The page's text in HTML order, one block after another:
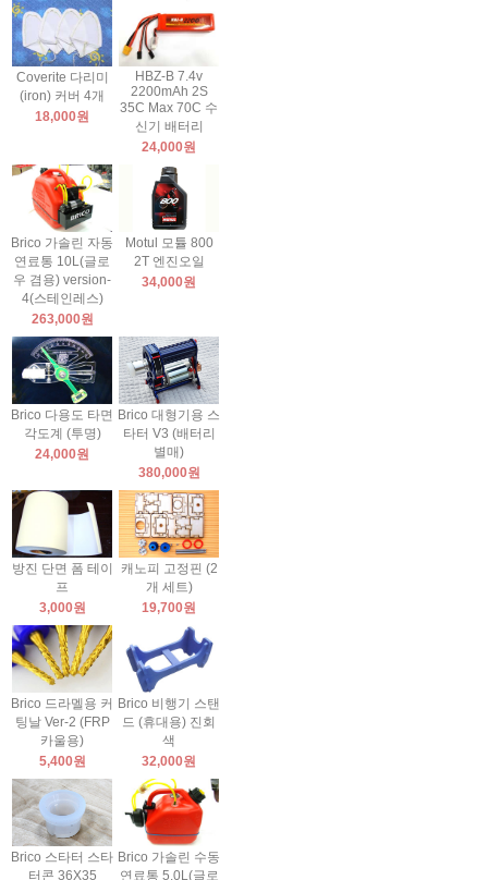
Coverite 다리미
(iron) 커버 4개
18,000원
HBZ-B 7.4v
2200mAh 2S
35C Max 70C 수
신기 배터리
24,000원
Brico 가솔린 자동
연료통 10L(글로
우 겸용) version-
4(스테인레스)
263,000원
Motul 모튤 800
2T 엔진오일
34,000원
Brico 다용도 타면
각도계 (투명)
24,000원
Brico 대형기용 스
타터 V3 (배터리
별매)
380,000원
방진 단면 폼 테이
프
3,000원
캐노피 고정핀 (2
개 세트)
19,700원
Brico 드라멜용 커
팅날 Ver-2 (FRP
카울용)
5,400원
Brico 비행기 스탠
드 (휴대용) 진회
색
32,000원
Brico 스타터 스타
터콘 36X35
Brico 가솔린 수동
연료통 5.0L(글로